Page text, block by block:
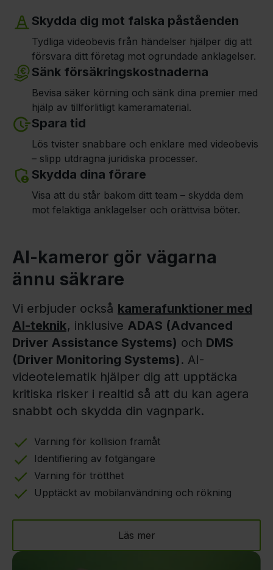
Skydda dig mot falska påståenden
Tydliga videobevis från händelser hjälper dig att
försvara ditt företag mot ogrundade anklagelser.
Sänk försäkringskostnaderna
Bevisa säker körning och sänk dina premier med
hjälp av tillförlitligt kameramaterial.
Spara tid
Lös tvister snabbare och enklare med videobevis
– slipp utdragna juridiska processer.
Skydda dina förare
Visa att du står bakom ditt team – skydda dem
mot felaktiga anklagelser och orättvisa böter.
AI-kameror gör vägarna
ännu säkrare
Vi erbjuder också kamerafunktioner med
AI-teknik, inklusive ADAS (Advanced
Driver Assistance Systems) och DMS
(Driver Monitoring Systems). AI-
videotelematik hjälper dig att upptäcka
kritiska risker i realtid så att du kan agera
snabbt och skydda din vagnpark.
Varning för kollision framåt
Identifiering av fotgängare
Varning för trötthet
Upptäckt av mobilanvändning och rökning
Läs mer